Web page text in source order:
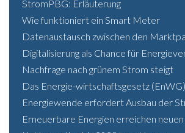
StromPBG: Erläuterung
Wie funktioniert ein Smart Meter
Datenaustausch zwischen den
Digitalisierung als Chance für
Nachfrage nach grünem Strom steigt
Das Energie-wirtschaftsgesetz (EnWG)
Energiewende erfordert Ausbau der
Erneuerbare Energien erreichen